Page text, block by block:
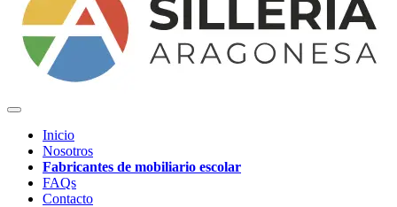
Inicio
Nosotros
Fabricantes de mobiliario escolar
FAQs
Contacto